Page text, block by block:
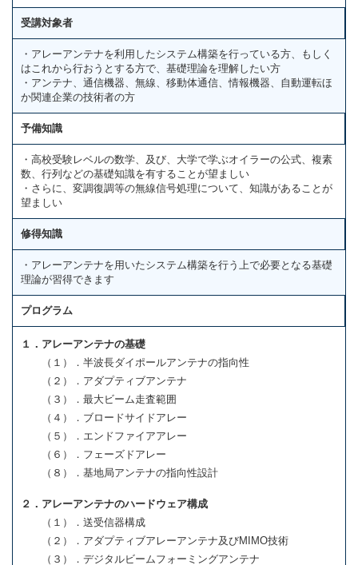
受講対象者
・アレーアンテナを利用したシステム構築を行っている方、もしく
はこれから行おうとする方で、基礎理論を理解したい方
・アンテナ、通信機器、無線、移動体通信、情報機器、自動運転ほ
か関連企業の技術者の方
予備知識
・高校受験レベルの数学、及び、大学で学ぶオイラーの公式、複素
数、行列などの基礎知識を有することが望ましい
・さらに、変調復調等の無線信号処理について、知識があることが
望ましい
修得知識
・アレーアンテナを用いたシステム構築を行う上で必要となる基礎
理論が習得できます
プログラム
１．アレーアンテナの基礎
（１）．半波長ダイポールアンテナの指向性
（２）．アダプティブアンテナ
（３）．最大ビーム走査範囲
（４）．ブロードサイドアレー
（５）．エンドファイアアレー
（６）．フェーズドアレー
（８）．基地局アンテナの指向性設計
２．アレーアンテナのハードウェア構成
（１）．送受信器構成
（２）．アダプティブアレーアンテナ及びMIMO技術
（３）．デジタルビームフォーミングアンテナ